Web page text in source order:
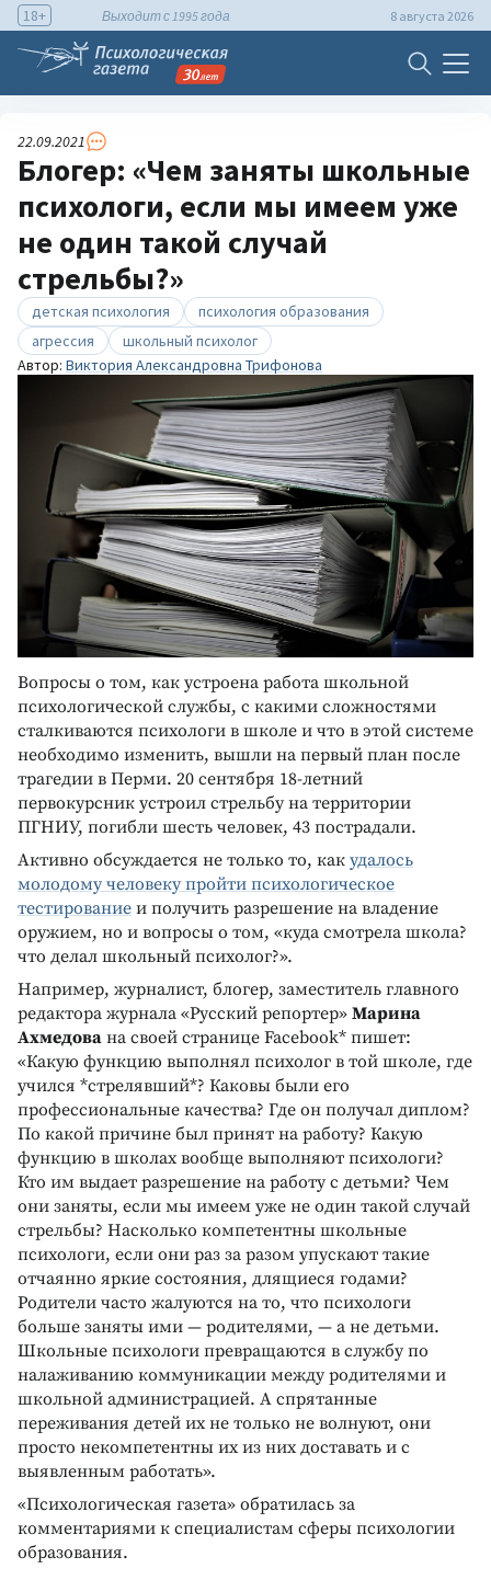
18+ Выходит с 1995 года 8 августа 2026
22.09.2021
Блогер: «Чем заняты школьные
психологи, если мы имеем уже
не один такой случай
стрельбы?»
детская психология
психология образования
агрессия
школьный психолог
Автор: Виктория Александровна Трифонова
Вопросы о том, как устроена работа школьной
психологической службы, с какими сложностями
сталкиваются психологи в школе и что в этой системе
необходимо изменить, вышли на первый план после
трагедии в Перми. 20 сентября 18-летний
первокурсник устроил стрельбу на территории
ПГНИУ, погибли шесть человек, 43 пострадали.
Активно обсуждается не только то, как удалось
молодому человеку пройти психологическое
тестирование и получить разрешение на владение
оружием, но и вопросы о том, «куда смотрела школа?
что делал школьный психолог?».
Например, журналист, блогер, заместитель главного
редактора журнала «Русский репортер» Марина
Ахмедова на своей странице Facebook* пишет:
«Какую функцию выполнял психолог в той школе, где
учился *стрелявший*? Каковы были его
профессиональные качества? Где он получал диплом?
По какой причине был принят на работу? Какую
функцию в школах вообще выполняют психологи?
Кто им выдает разрешение на работу с детьми? Чем
они заняты, если мы имеем уже не один такой случай
стрельбы? Насколько компетентны школьные
психологи, если они раз за разом упускают такие
отчаянно яркие состояния, длящиеся годами?
Родители часто жалуются на то, что психологи
больше заняты ими — родителями, — а не детьми.
Школьные психологи превращаются в службу по
налаживанию коммуникации между родителями и
школьной администрацией. А спрятанные
переживания детей их не только не волнуют, они
просто некомпетентны их из них доставать и с
выявленным работать».
«Психологическая газета» обратилась за
комментариями к специалистам сферы психологии
образования.